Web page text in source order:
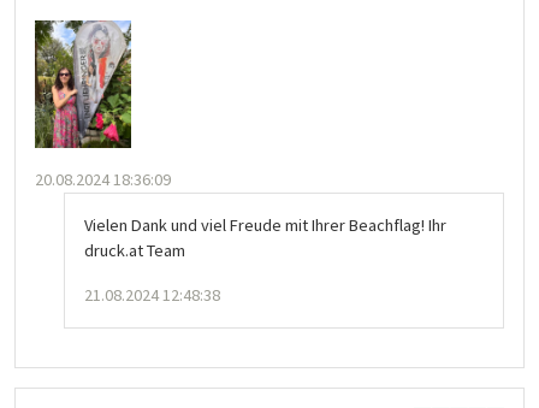
20.08.2024 18:36:09
Vielen Dank und viel Freude mit Ihrer Beachflag! Ihr
druck.at Team
21.08.2024 12:48:38